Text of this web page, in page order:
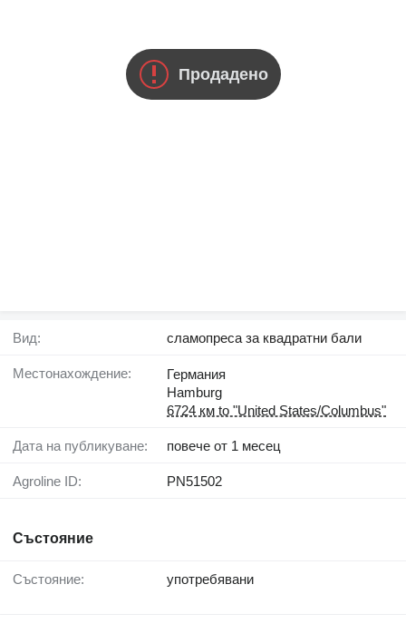
Продадено
Вид: сламопреса за квадратни бали
Местонахождение:
Германия
Hamburg
6724 км to "United States/Columbus"
Дата на публикуване: повече от 1 месец
Agroline ID: PN51502
Състояние
Състояние: употребявани